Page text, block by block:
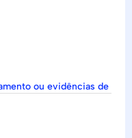
ou evidências de